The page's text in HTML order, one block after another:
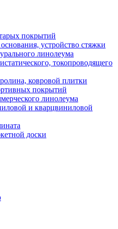
покрытий
устройство стяжки
линолеума
токопроводящего
ковровой плитки
покрытий
линолеума
и кварцвиниловой
доски